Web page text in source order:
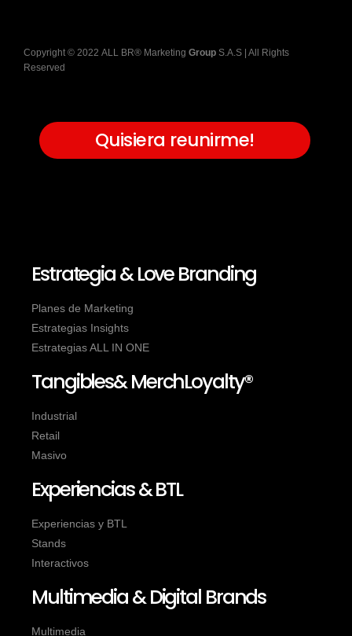
Copyright© 2022 ALL BR® Marketing Group S.A.S | All Rights
Reserved
Quisiera reunirme!
Estrategia & Love Branding
Planes de Marketing
Estrategias Insights
Estrategias ALL IN ONE
Tangibles& MerchLoyalty®
Industrial
Retail
Masivo
Experiencias & BTL
Experiencias y BTL
Stands
Interactivos
Multimedia & Digital Brands
Multimedia